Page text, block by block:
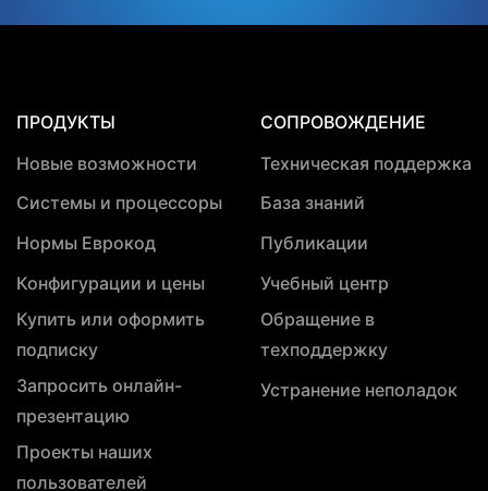
ПРОДУКТЫ
Новые возможности
Системы и процессоры
Нормы Еврокод
Конфигурации и цены
Купить или оформить
подписку
Запросить онлайн-
презентацию
Проекты наших
пользователей
СОПРОВОЖДЕНИЕ
Техническая поддержка
База знаний
Публикации
Учебный центр
Обращение в
техподдержку
Устранение неполадок